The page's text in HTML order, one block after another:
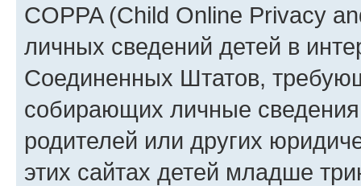
COPPA (Child Online Privacy
личных сведений детей в
Соединенных Штатов,
собирающих личные
родителей или других
этих сайтах детей младше